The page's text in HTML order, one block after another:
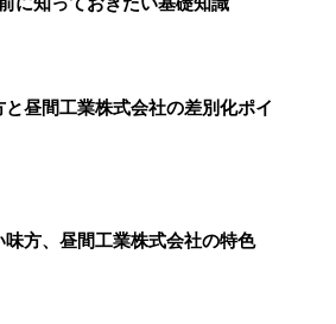
昼間工業株式会社の差別化ポイ
方、昼間工業株式会社の特色